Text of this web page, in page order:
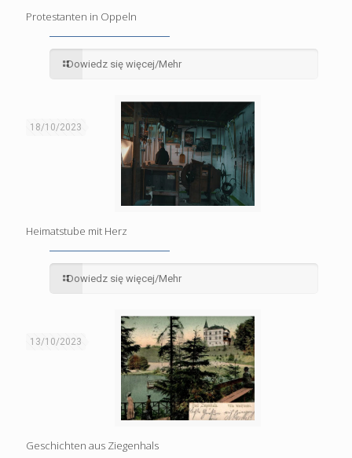
Protestanten in Oppeln
Dowiedz się więcej/Mehr
18/10/2023
Heimatstube mit Herz
Dowiedz się więcej/Mehr
13/10/2023
Geschichten aus Ziegenhals